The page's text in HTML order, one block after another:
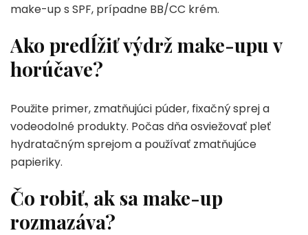
make-up s SPF, prípadne BB/CC krém.
Ako predĺžiť výdrž make-upu v
horúčave?
Použite primer, zmatňujúci púder, fixačný sprej a
vodeodolné produkty. Počas dňa osviežovať pleť
hydratačným sprejom a používať zmatňujúce
papieriky.
Čo robiť, ak sa make-up
rozmazáva?